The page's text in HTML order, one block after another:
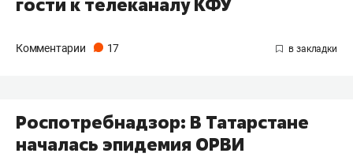
Комментарии 17
Роспотребнадзор: В Татарстане
началась эпидемия ОРВИ